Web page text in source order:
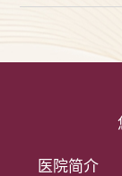
医院简介